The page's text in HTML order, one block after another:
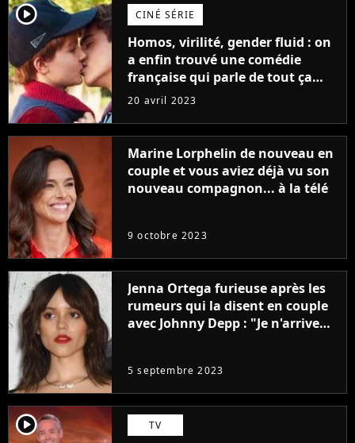
player2 CINÉ SÉRIE
Homos, virilité, gender fluid : on
a enfin trouvé une comédie
française qui parle de tout ça
sans être super ringarde
20 avril 2023
Marine Lorphelin de nouveau en
couple et vous aviez déjà vu son
nouveau compagnon... à la télé
9 octobre 2023
Jenna Ortega furieuse après les
rumeurs qui la disent en couple
avec Johnny Depp : "Je n'arrive
5 septembre 2023
player2 TV